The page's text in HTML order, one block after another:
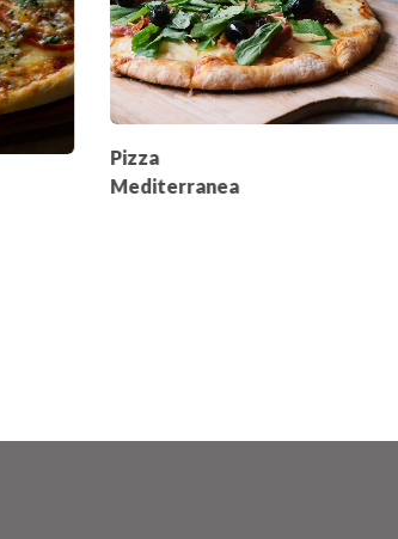
Pizza
Mediterranea